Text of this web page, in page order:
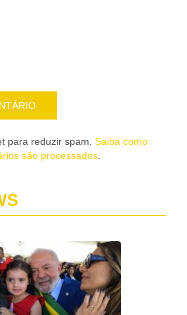
para reduzir spam. Saiba como
são processados